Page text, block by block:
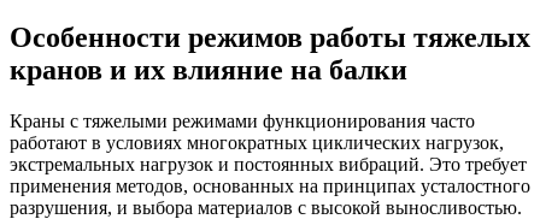
Особенности режимов работы тяжелых
кранов и их влияние на балки
Краны с тяжелыми режимами функционирования часто
работают в условиях многократных циклических нагрузок,
экстремальных нагрузок и постоянных вибраций. Это требует
применения методов, основанных на принципах усталостного
разрушения, и выбора материалов с высокой выносливостью.